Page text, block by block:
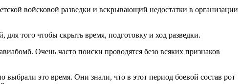
войсковой разведки и вскрывающий недостатки в организации
для того чтобы скрыть время, подготовку и ход разведки.
Очень часто поиски проводятся безо всяких признаков
выбрали это время. Они знали, что в этот период боевой состав рот